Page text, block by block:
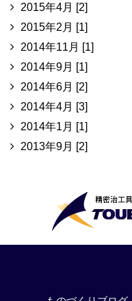
2015年4月 [2]
2015年2月 [1]
2014年11月 [1]
2014年9月 [1]
2014年6月 [2]
2014年4月 [3]
2014年1月 [1]
2013年9月 [2]